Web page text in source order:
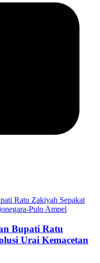
Bupati Ratu
Urai Kemacetan